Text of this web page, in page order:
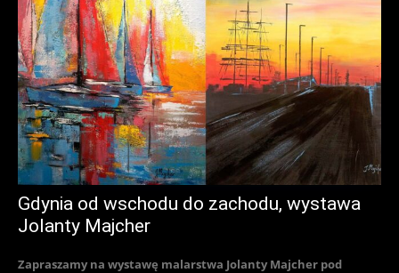
Gdynia od wschodu do zachodu, wystawa
Jolanty Majcher
Zapraszamy na wystawę malarstwa Jolanty Majcher pod